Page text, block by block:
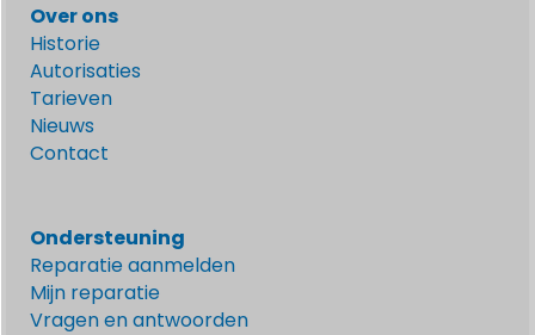
Over ons
Historie
Autorisaties
Tarieven
Nieuws
Contact
Ondersteuning
Reparatie aanmelden
Mijn reparatie
Vragen en antwoorden